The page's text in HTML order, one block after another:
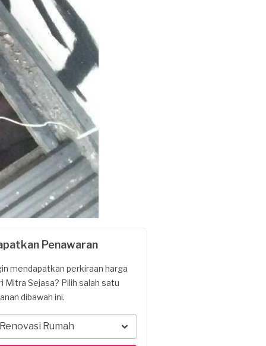
Penawaran
mendapatkan perkiraan harga
Mitra Sejasa? Pilih salah satu
dibawah ini.
Renovasi Rumah